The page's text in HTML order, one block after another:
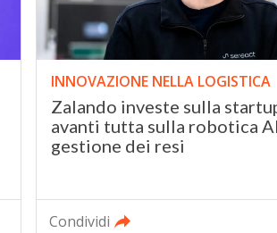
INNOVAZIONE NELLA LOGISTICA
Zalando investe sulla
avanti tutta sulla robotica
gestione dei resi
Condividi